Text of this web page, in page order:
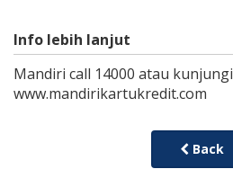
Info lebih lanjut
Mandiri call 14000 atau kunjungi
www.mandirikartukredit.com
Back